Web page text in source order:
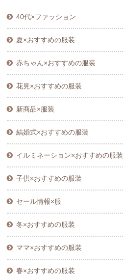
40代×ファッション
夏×おすすめの服装
赤ちゃん×おすすめの服装
花見×おすすめの服装
新商品×服装
結婚式×おすすめの服装
イルミネーション×おすすめの服装
子供×おすすめの服装
セール情報×服
冬×おすすめの服装
ママ×おすすめの服装
春×おすすめの服装